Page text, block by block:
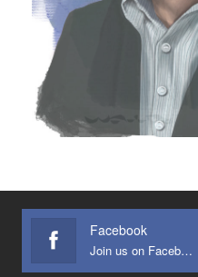
Facebook
Join us on Facebook